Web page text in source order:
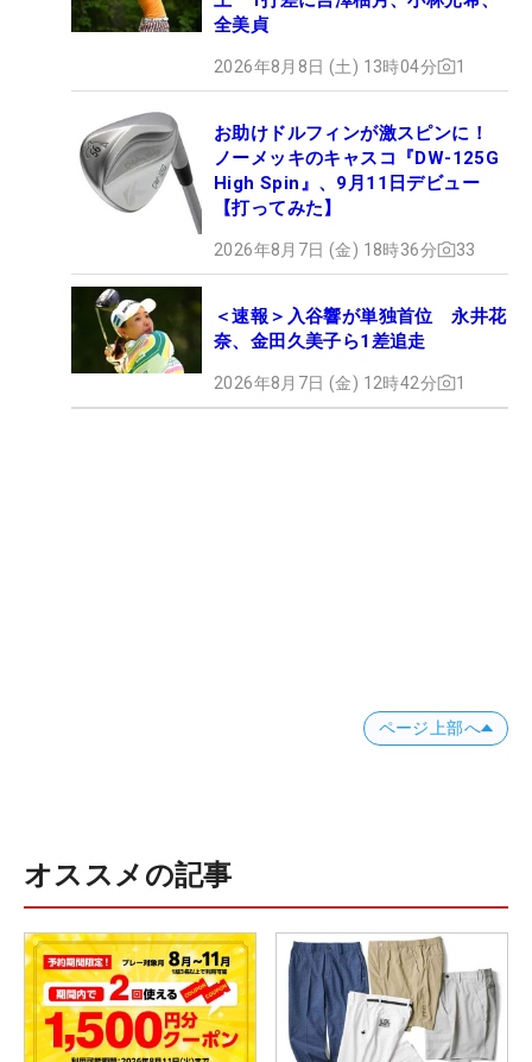
全美貞
2026年8月8日 (土) 13時04分 1
お助けドルフィンが激スピンに！
ノーメッキのキャスコ『DW-125G
High Spin』、9月11日デビュー
【打ってみた】
2026年8月7日 (金) 18時36分 33
＜速報＞入谷響が単独首位 永井花
奈、金田久美子ら1差追走
2026年8月7日 (金) 12時42分 1
ページ上部へ
オススメの記事